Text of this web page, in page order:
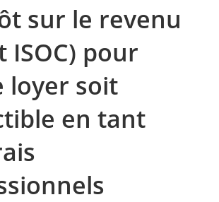
sur le revenu
ISOC) pour
loyer soit
en tant